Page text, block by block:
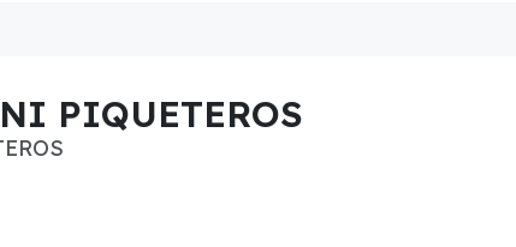
PIQUETEROS